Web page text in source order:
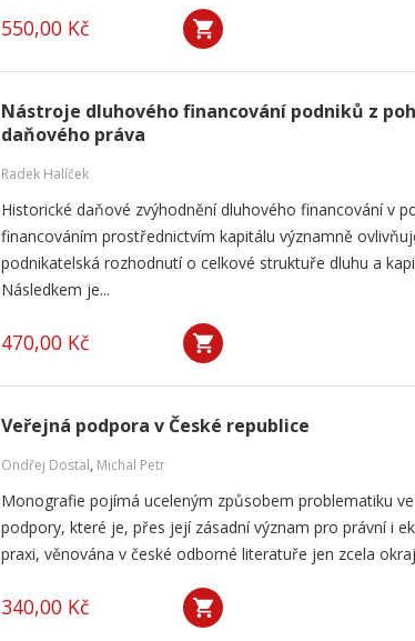
550,00 Kč
Nástroje dluhového financování podniků z
daňového práva
Radek Halíček
Historické daňové zvýhodnění dluhového financování v
financováním prostřednictvím kapitálu významně
podnikatelská rozhodnutí o celkové struktuře dluhu a
Následkem je...
470,00 Kč
Veřejná podpora v České republice
Ondřej Dostal, Michal Petr
Monografie pojímá uceleným způsobem problematiku
podpory, které je, přes její zásadní význam pro právní i
praxi, věnována v české odborné literatuře jen zcela
340,00 Kč